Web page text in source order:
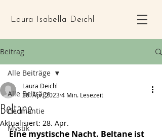
Laura Isabella Deichl
Beitrag
Alle Beiträge
Geomantie
Mystik
Alle Beiträge
Beltane
Laura Deichl
20. Apr. 20234 Min. Lesezeit
Aktualisiert: 28. Apr.
Eine mystische Nacht. Beltane ist